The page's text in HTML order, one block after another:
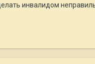
инвалидом